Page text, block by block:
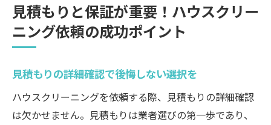
見積もりと保証が重要！ハウスクリー
ニング依頼の成功ポイント
見積もりの詳細確認で後悔しない選択を
ハウスクリーニングを依頼する際、見積もりの詳細確認
は欠かせません。見積もりは業者選びの第一歩であり、